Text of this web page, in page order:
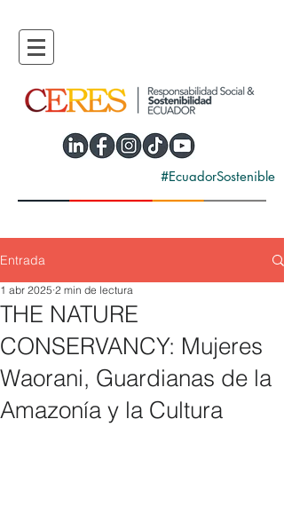
#EcuadorSostenible
Entrada
THE NATURE
CONSERVANCY: Mujeres
Waorani, Guardianas de la
Amazonía y la Cultura
1 abr 2025 2 min de lectura